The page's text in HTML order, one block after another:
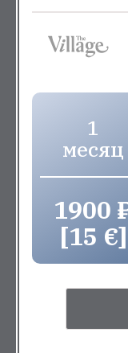
1
месяц
1900
[15 €]